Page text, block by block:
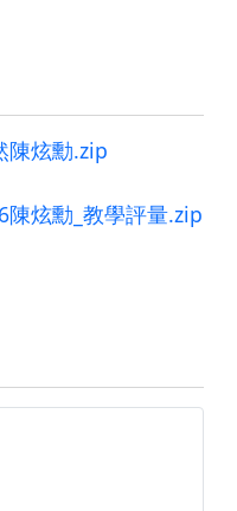
陳炫勳.zip
炫勳_教學評量.zip